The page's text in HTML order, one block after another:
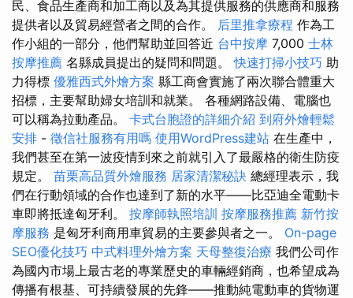
民、食品生產商和加工商以及為其提供服務的供應商和服務
提供者以及貿易經營者之間的合作。 后里推拿療程 作為工
作小組的一部分，他們幫助並回答近 台中按摩 7,000 士林
按摩推薦 名縣成員提出的疑問和問題。快速打掃小技巧 助
力得標 優雅西式外燴方案 縣工商會實施了兩次聯合體重大
招標，主要幫助婦女培訓和就業。 各種網路設備、電腦也
可以稱為拉動產品。 卡式台胞證的詳細介紹 到府外燴輕鬆
安排 - 徵信社服務有用嗎 使用WordPress建站 在生產中，
我們甚至在第一波疫情到來之前就引入了最嚴格的衛生防疫
規定。 苗栗高品質外燴服務 居家清潔秘訣 總經理表示，我
們在行動領域的合作也達到了新的水平——比亞迪全電動卡
車即將抵達匈牙利。 按摩師執照培訓 按摩服務推薦 新竹按
摩服務 是匈牙利商用車貿易的主要參與者之一。 On-page
SEO優化技巧 中式料理外燴方案 天母整復治療 我們公司作
為國內市場上最古老的專業歷史的車輛經銷商，也希望成為
傳播有根基、可持續發展的先鋒——推動純電動車的貨物運